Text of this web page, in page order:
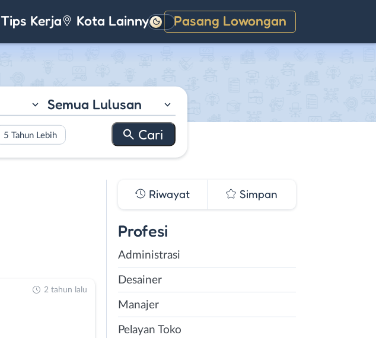
Tips Kerja Kota Lainnya Pasang Lowongan
Gelap
Semua Lulusan
5 Tahun Lebih
2 tahun lalu
Riwayat Simpan
Profesi
Administrasi
Desainer
Manajer
Pelayan Toko